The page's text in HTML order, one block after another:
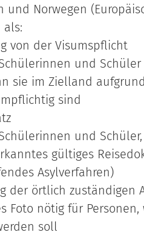
und Norwegen
als:
von der Visumspflicht
und
sie im Zielland
sind
und
gültiges
Asylverfahren)
der örtlich zuständigen
Foto nötig für
soll